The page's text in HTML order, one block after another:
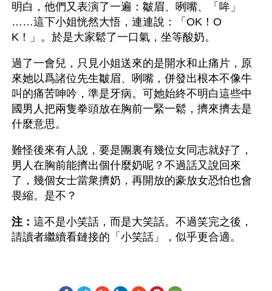
明白，他們又表演了一遍：皺眉、咧嘴、「哞」
……這下小姐恍然大悟，連連說：「OK！O
K！」。於是大家鬆了一口氣，坐等酸奶。
過了一會兒，只見小姐送來的是開水和止痛片，原
來她以爲諸位先生皺眉、咧嘴，併發出根本不像牛
叫的痛苦呻吟，準是牙病。可她始終不明白這些中
國男人把兩隻拳頭放在胸前一緊一鬆，擠來擠去是
什麼意思。
難怪後來有人說，要是團裏有幾位女同志就好了，
男人在胸前能擠出個什麼奶呢？不過話又說回來
了，幾個女士當衆擠奶，再開放的豪放女恐怕也會
畏縮。是不？
注： 這不是小笑話，而是大笑話。不過笑完之後，